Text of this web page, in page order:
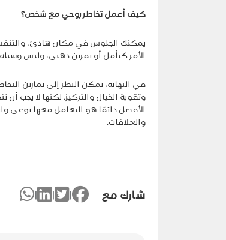
كيف أعمل تخاطر روحي مع شخص؟
يمكنك الجلوس في مكان هادئ،
الأمر كتأمل أو تمرين ذهني، وليس
في النهاية، يمكن النظر إلى تمارين
وتقوية الخيال والتركيز. لكنها لا يجب
الأفضل دائمًا هو التعامل معها بوعي
والعلاقات.
شارك مع